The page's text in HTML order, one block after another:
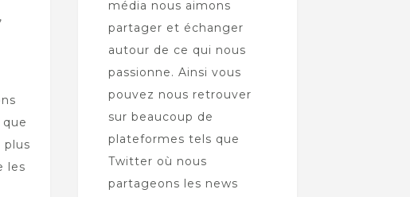
,
que
plus
les
média nous aimons
partager et échanger
autour de ce qui nous
passionne. Ainsi vous
pouvez nous retrouver
sur beaucoup de
plateformes tels que
Twitter où nous
partageons les news